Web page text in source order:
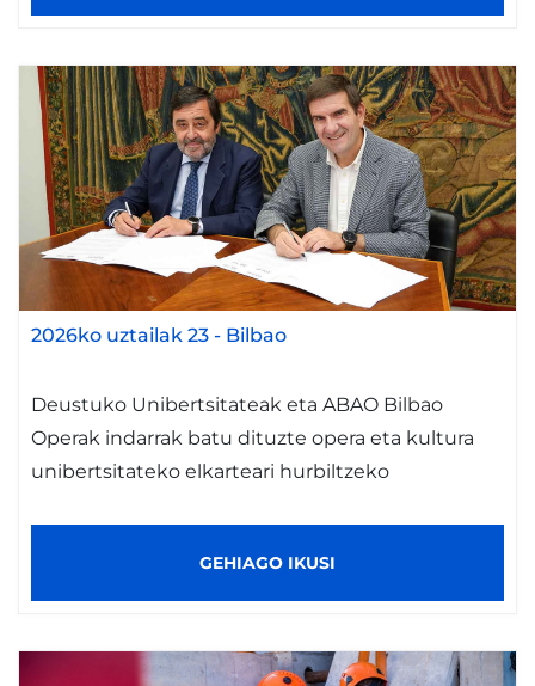
2026ko uztailak 23 - Bilbao
Deustuko Unibertsitateak eta ABAO Bilbao
Operak indarrak batu dituzte opera eta kultura
unibertsitateko elkarteari hurbiltzeko
GEHIAGO IKUSI